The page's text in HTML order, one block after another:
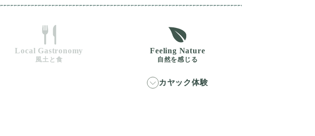
Local Gastronomy
風土と食
Feeling Nature
自然を感じる
カヤック体験